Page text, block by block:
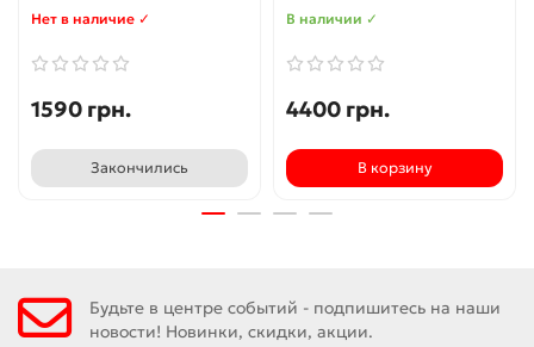
Нет в наличие ✓
1590 грн.
Закончились
В наличии ✓
4400 грн.
В корзину
Будьте в центре событий - подпишитесь на наши
новости! Новинки, скидки, акции.